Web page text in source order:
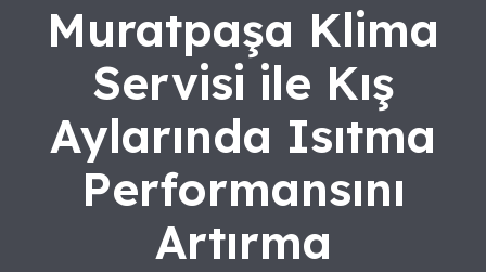
Muratpaşa Klima
Servisi ile Kış
Aylarında Isıtma
Performansını
Artırma